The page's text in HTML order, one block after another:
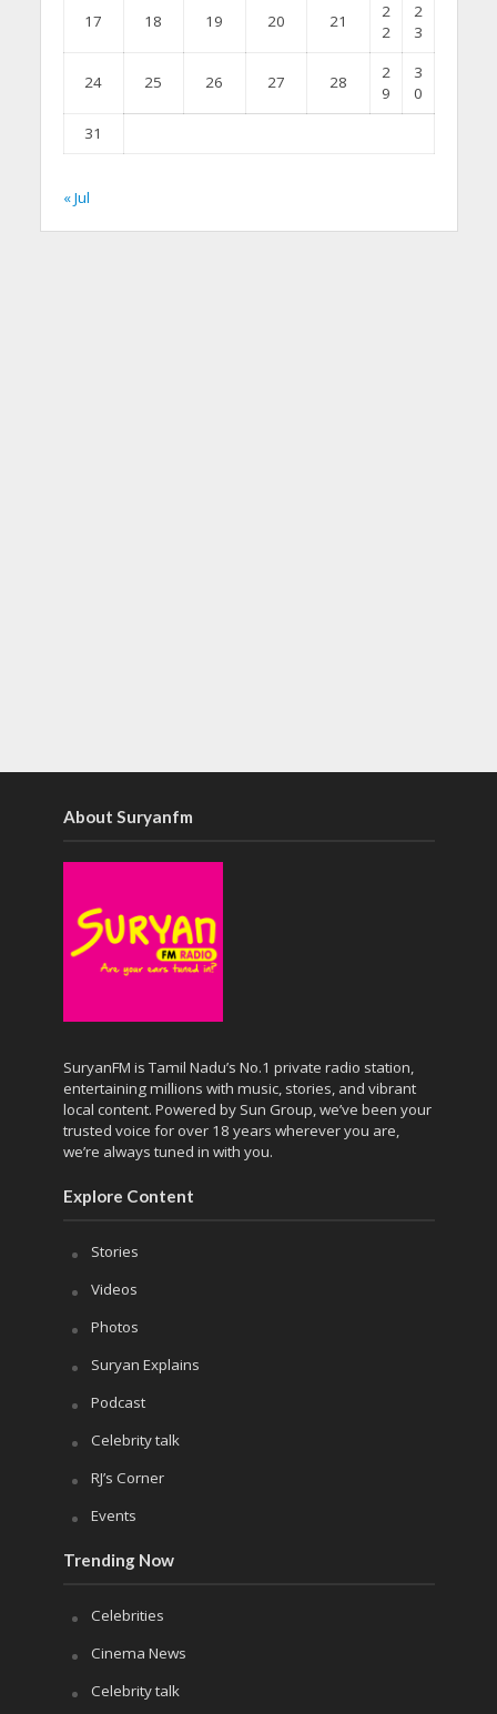
17 18 19 20 21
2
2
2
3
24 25 26 27 28
2
9
3
0
31
« Jul
About Suryanfm
SuryanFM is Tamil Nadu’s No.1 private radio station,
entertaining millions with music, stories, and vibrant
local content. Powered by Sun Group, we’ve been your
trusted voice for over 18 years wherever you are,
we’re always tuned in with you.
Explore Content
Stories
Videos
Photos
Suryan Explains
Podcast
Celebrity talk
RJ’s Corner
Events
Trending Now
Celebrities
Cinema News
Celebrity talk